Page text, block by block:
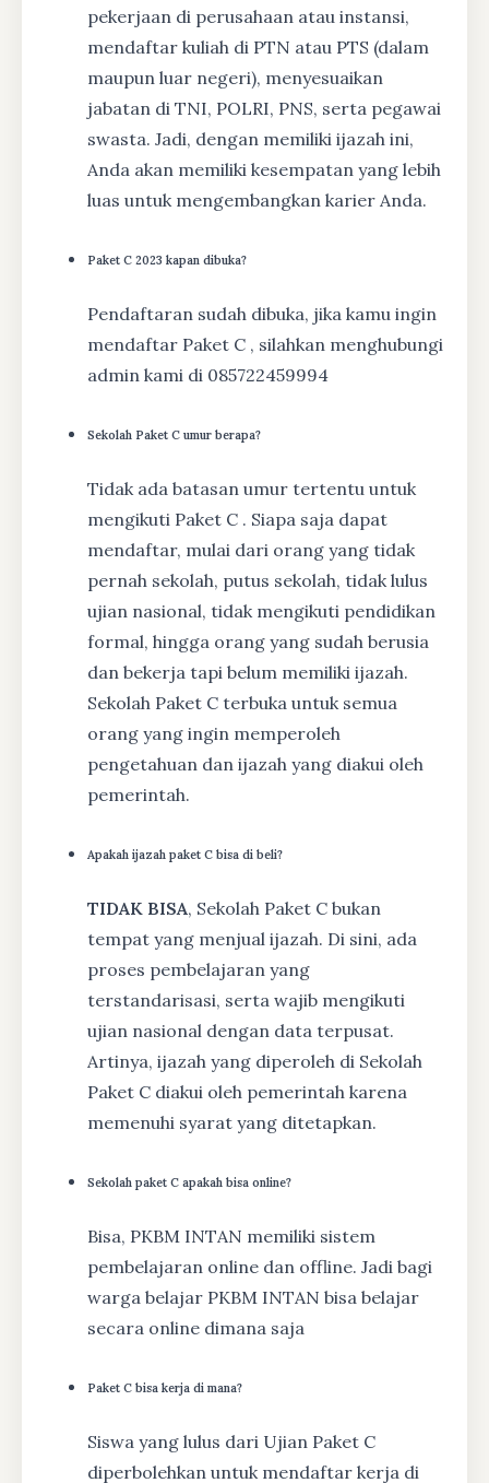
pekerjaan di perusahaan atau instansi,
mendaftar kuliah di PTN atau PTS (dalam
maupun luar negeri), menyesuaikan
jabatan di TNI, POLRI, PNS, serta pegawai
swasta. Jadi, dengan memiliki ijazah ini,
Anda akan memiliki kesempatan yang lebih
luas untuk mengembangkan karier Anda.
Paket C 2023 kapan dibuka?
Pendaftaran sudah dibuka, jika kamu ingin
mendaftar Paket C , silahkan menghubungi
admin kami di 085722459994
Sekolah Paket C umur berapa?
Tidak ada batasan umur tertentu untuk
mengikuti Paket C . Siapa saja dapat
mendaftar, mulai dari orang yang tidak
pernah sekolah, putus sekolah, tidak lulus
ujian nasional, tidak mengikuti pendidikan
formal, hingga orang yang sudah berusia
dan bekerja tapi belum memiliki ijazah.
Sekolah Paket C terbuka untuk semua
orang yang ingin memperoleh
pengetahuan dan ijazah yang diakui oleh
pemerintah.
Apakah ijazah paket C bisa di beli?
TIDAK BISA, Sekolah Paket C bukan
tempat yang menjual ijazah. Di sini, ada
proses pembelajaran yang
terstandarisasi, serta wajib mengikuti
ujian nasional dengan data terpusat.
Artinya, ijazah yang diperoleh di Sekolah
Paket C diakui oleh pemerintah karena
memenuhi syarat yang ditetapkan.
Sekolah paket C apakah bisa online?
Bisa, PKBM INTAN memiliki sistem
pembelajaran online dan offline. Jadi bagi
warga belajar PKBM INTAN bisa belajar
secara online dimana saja
Paket C bisa kerja di mana?
Siswa yang lulus dari Ujian Paket C
diperbolehkan untuk mendaftar kerja di